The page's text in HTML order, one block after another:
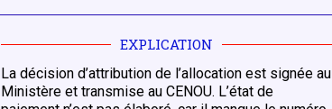
EXPLICATION
La décision d’attribution de l’allocation est signée au
Ministère et transmise au CENOU. L’état de